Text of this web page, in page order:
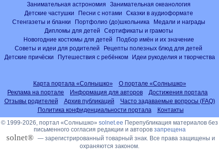
Занимательная астрономия
Занимательная океанология
Детские частушки
Песни с нотами
Сказки в аудиоформате
Стенгазеты и бланки
Портфолио (до)школьника
Медали и награды
Дипломы для детей
Сертификаты и грамоты
Новогодние костюмы для детей
Подбор имён и их значение
Советы и идеи для родителей
Рецепты полезных блюд для детей
Детские причёски
Путешествия с ребёнком Идеи рукоделия и творчества
Карта портала «Солнышко»
О портале «Солнышко»
Реклама на портале
Информация для авторов
Достижения портала
Отзывы родителей
Архив публикаций
Часто задаваемые вопросы (FAQ)
Политика конфиденциальности портала
Контакты
© 1999-2026, портал «Солнышко» solnet.ee Перепубликация материалов без
письменного согласия редакции и авторов запрещена
solnet® — зарегистрированный товарный знак. Все права защищены и
охраняются законом.